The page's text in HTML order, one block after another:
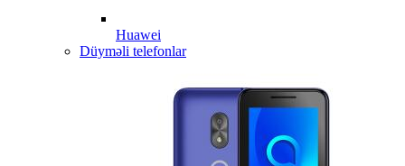
Huawei
Düyməli telefonlar